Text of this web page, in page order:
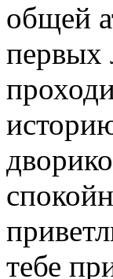
общей
первых
тебе